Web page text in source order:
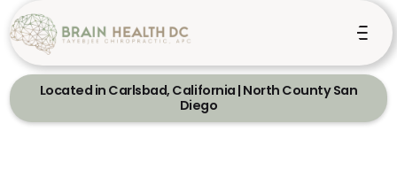
Located in Carlsbad, California | North County San
Diego